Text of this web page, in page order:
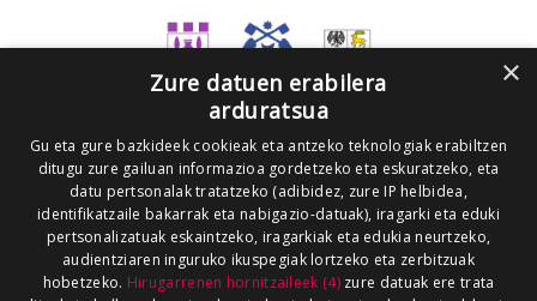
×
Zure datuen erabilera
arduratsua
Gu eta gure bazkideek cookieak eta antzeko teknologiak erabiltzen
ditugu zure gailuan informazioa gordetzeko eta eskuratzeko, eta
datu pertsonalak tratatzeko (adibidez, zure IP helbidea,
identifikatzaile bakarrak eta nabigazio-datuak), iragarki eta eduki
pertsonalizatuak eskaintzeko, iragarkiak eta edukia neurtzeko,
audientziaren inguruko ikuspegiak lortzeko eta zerbitzuak
hobetzeko. Hirugarrenen hornitzaileek (4)zure datuak ere trata